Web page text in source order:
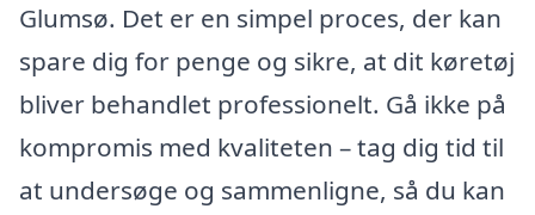
Glumsø. Det er en simpel proces, der kan
spare dig for penge og sikre, at dit køretøj
bliver behandlet professionelt. Gå ikke på
kompromis med kvaliteten – tag dig tid til
at undersøge og sammenligne, så du kan